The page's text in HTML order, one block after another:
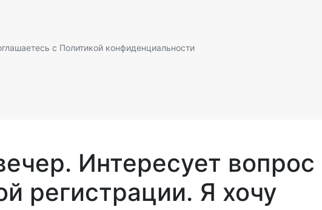
с Политикой конфиденциальности
Интересует вопрос
регистрации. Я хочу